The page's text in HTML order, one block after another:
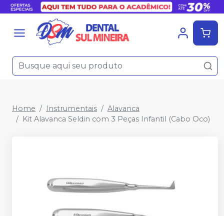
Home Instrumentais
Alavanca
Kit Alavanca Seldin com 3 Peças Infantil (Cabo Oco)